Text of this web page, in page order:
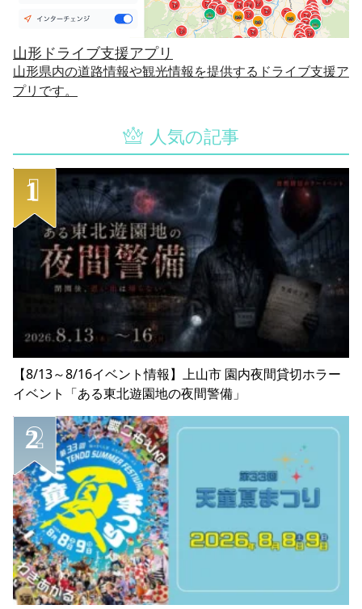
山形ドライブ支援アプリ
山形県内の道路情報や観光情報を提供するドライブ支援ア
プリです。
人気の記事
【8/13～8/16イベント情報】上山市 園内夜間貸切ホラー
イベント「ある東北遊園地の夜間警備」